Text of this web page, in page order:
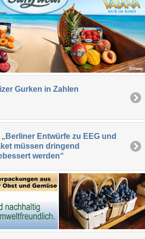
Gurken in Zahlen
„Berliner Entwürfe zu EEG und
müssen dringend
werden“